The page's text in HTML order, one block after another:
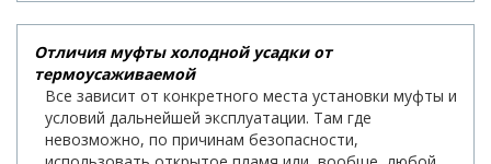
Отличия муфты холодной усадки от
термоусаживаемой
Все зависит от конкретного места установки муфты и
условий дальнейшей эксплуатации. Там где
невозможно, по причинам безопасности,